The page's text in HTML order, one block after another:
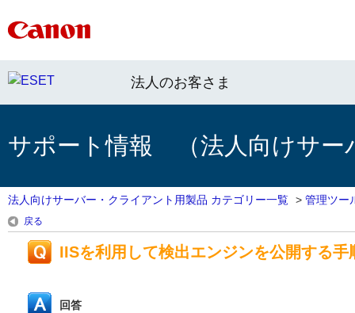
法人のお客さま
サポート情報 （法人向けサー
法人向けサーバー・クライアント用製品 カテゴリー一覧 > 管理ツー
戻る
IISを利用して検出エンジンを公開する手
回答